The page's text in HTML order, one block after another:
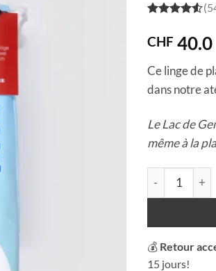
5
CHF 40.0
Ce linge de
dans notre
Le Lac de
même à la
quantité de
💰 Retour
15 jours!